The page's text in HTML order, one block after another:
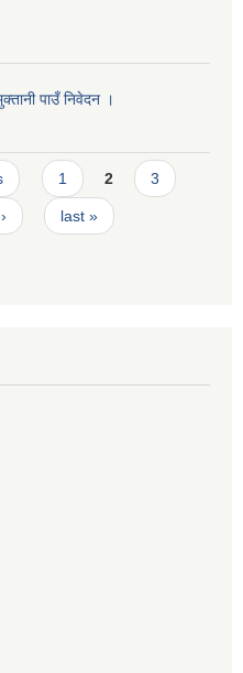
पाउँ निवेदन ।
1 2 3
last »